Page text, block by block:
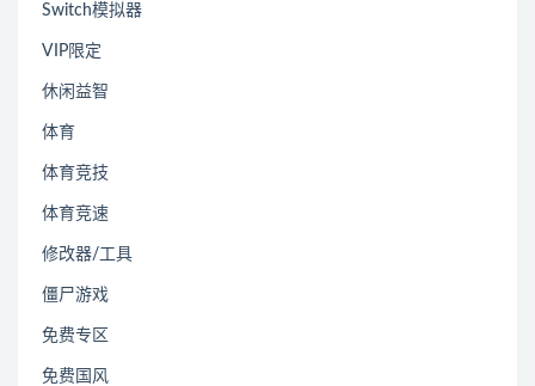
Switch模拟器
VIP限定
休闲益智
体育
体育竞技
体育竞速
修改器/工具
僵尸游戏
免费专区
免费国风